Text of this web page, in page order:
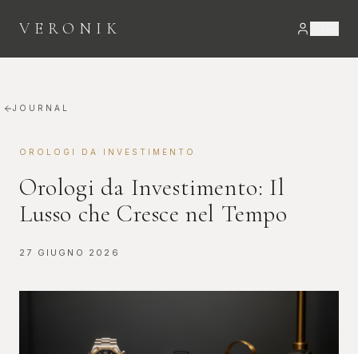
VERONIK
JOURNAL
OROLOGI DA INVESTIMENTO
Orologi da Investimento: Il
Lusso che Cresce nel Tempo
27 GIUGNO 2026